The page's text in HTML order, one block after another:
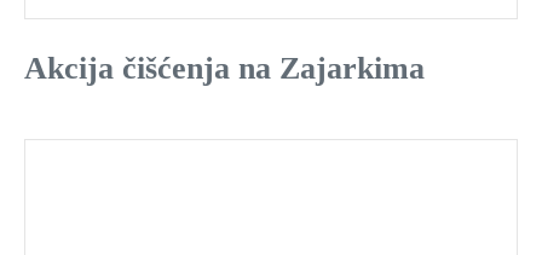
Akcija čišćenja na Zajarkima